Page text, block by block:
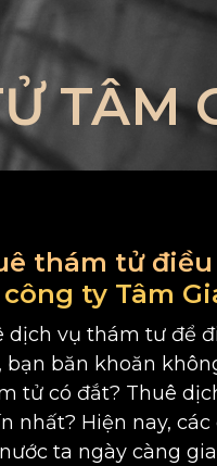
TÂM
thám tử điều
công ty Tâm
dịch vụ thám tư để
bạn băn khoăn
tử có đắt? Thuê
nhất? Hiện nay, các
ta ngày càng